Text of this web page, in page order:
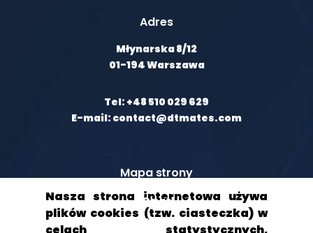
Adres
Młynarska 8/12
01-194 Warszawa
Tel: +48 510 029 629
E-mail: contact@dtmates.com
Mapa strony
O nas
Klienci
Nasza strona internetowa używa
plików cookies (tzw. ciasteczka) w